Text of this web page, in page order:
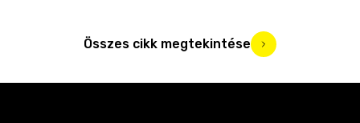
Összes cikk megtekintése